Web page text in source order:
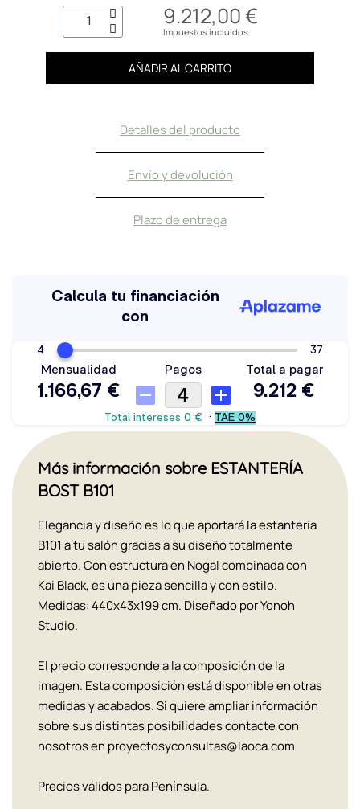
9.212,00 €
Impuestos incluidos
AÑADIR AL CARRITO
Detalles del producto
Envío y devolución
Plazo de entrega
Más información sobre ESTANTERÍA
BOST B101
Elegancia y diseño es lo que aportará la estanteria
B101 a tu salón gracias a su diseño totalmente
abierto. Con estructura en Nogal combinada con
Kai Black, es una pieza sencilla y con estilo.
Medidas: 440x43x199 cm. Diseñado por Yonoh
Studio.
El precio corresponde a la composición de la
imagen. Esta composición está disponible en otras
medidas y acabados. Si quiere ampliar información
sobre sus distintas posibilidades contacte con
nosotros en proyectosyconsultas@laoca.com
Precios válidos para Península.